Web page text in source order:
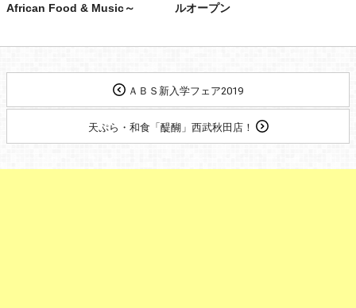
African Food & Music～
ルオープン
ＡＢＳ新入学フェア2019
天ぷら・和食「醍醐」西武秋田店！